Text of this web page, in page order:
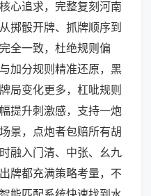
心追求，完整复刻河南
掷骰开牌、抓牌顺序到
全一致，杜绝规则偏
加分规则精准还原，黑
局变化更多，杠呲规则
提升刺激感，支持一炮
景，点炮者包赔所有胡
融入门清、中张、幺九
牌都充满策略考量，不